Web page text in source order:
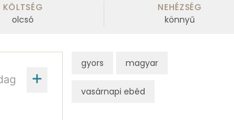
KÖLTSÉG
olcsó
NEHÉZSÉG
könnyű
gyors magyar
vasárnapi ebéd